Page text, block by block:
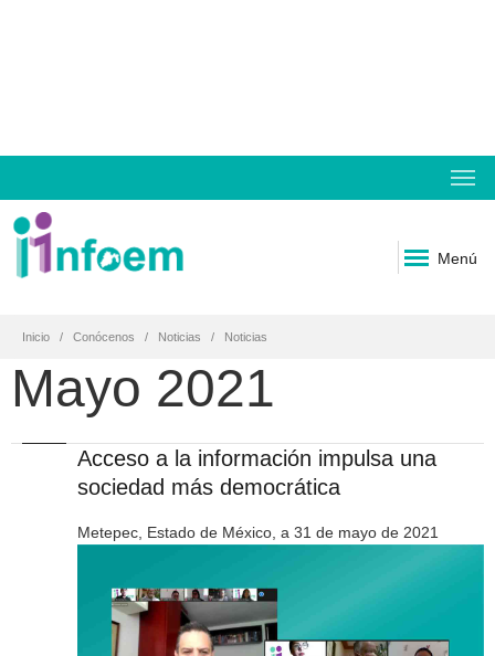
Menú
Inicio Conócenos Noticias Noticias
Mayo 2021
Acceso a la información impulsa una
sociedad más democrática
Metepec, Estado de México, a 31 de mayo de 2021